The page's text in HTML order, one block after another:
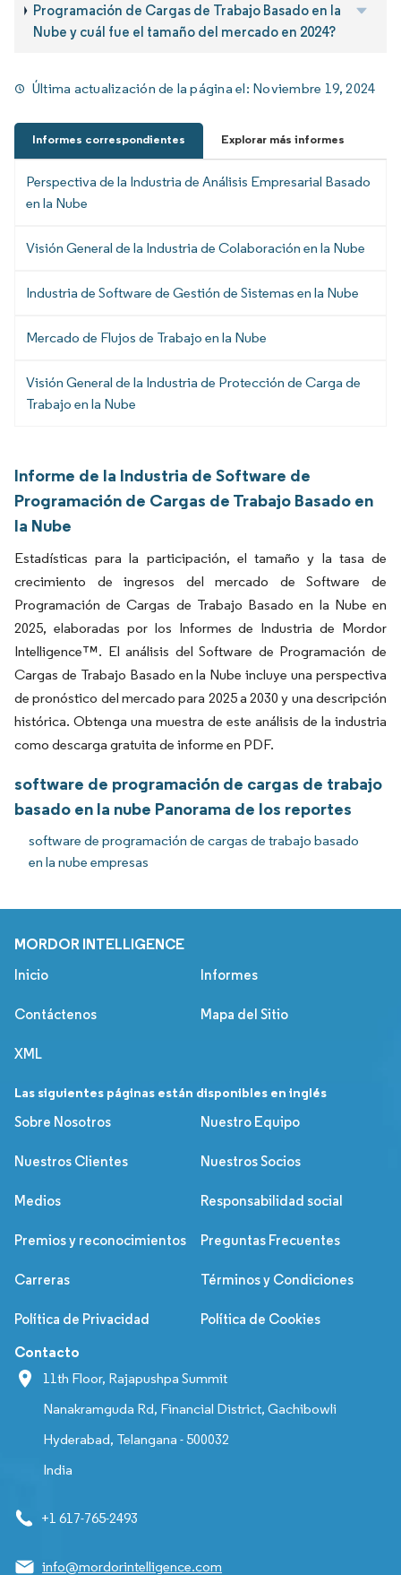
Programación de Cargas de Trabajo Basado en la
Nube y cuál fue el tamaño del mercado en 2024?
Última actualización de la página el: Noviembre 19, 2024
Informes correspondientes Explorar más informes
Perspectiva de la Industria de Análisis Empresarial Basado
en la Nube
Visión General de la Industria de Colaboración en la Nube
Industria de Software de Gestión de Sistemas en la Nube
Mercado de Flujos de Trabajo en la Nube
Visión General de la Industria de Protección de Carga de
Trabajo en la Nube
Informe de la Industria de Software de
Programación de Cargas de Trabajo Basado en
la Nube
Estadísticas para la participación, el tamaño y la tasa de
crecimiento de ingresos del mercado de Software de
Programación de Cargas de Trabajo Basado en la Nube en
2025, elaboradas por los Informes de Industria de Mordor
Intelligence™. El análisis del Software de Programación de
Cargas de Trabajo Basado en la Nube incluye una perspectiva
de pronóstico del mercado para 2025 a 2030 y una descripción
histórica. Obtenga una muestra de este análisis de la industria
como descarga gratuita de informe en PDF.
software de programación de cargas de trabajo
basado en la nube Panorama de los reportes
software de programación de cargas de trabajo basado
en la nube empresas
MORDOR INTELLIGENCE
Inicio Informes
Contáctenos Mapa del Sitio
XML
Las siguientes páginas están disponibles en inglés
Sobre Nosotros
Nuestro Equipo
Nuestros Clientes Nuestros Socios
Medios Responsabilidad social
Premios y reconocimientos Preguntas Frecuentes
Carreras Términos y Condiciones
Política de Privacidad Política de Cookies
Contacto
11th Floor, Rajapushpa Summit
Nanakramguda Rd, Financial District, Gachibowli
Hyderabad, Telangana - 500032
India
+1 617-765-2493
info@mordorintelligence.com